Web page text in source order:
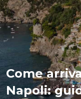
Come
Napoli: